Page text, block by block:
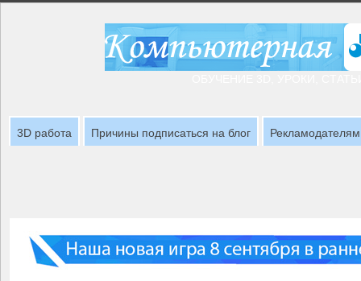
3D работа Причины подписаться на блог Рекламодателям